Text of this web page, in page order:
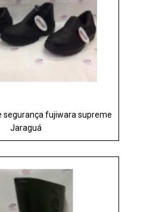
segurança fujiwara supreme
Jaraguá